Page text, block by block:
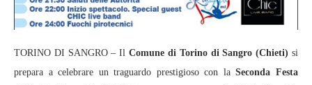
TORINO DI SANGRO – Il Comune di Torino di Sangro (Chieti) si
prepara a celebrare un traguardo prestigioso con laSeconda Festa